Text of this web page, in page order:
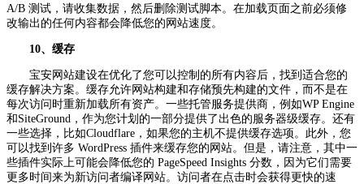
A/B 测试，请收集数据，然后删除测试脚本。在加载页面之前必须修
改输出的任何内容都会降低您的网站速度。
10、缓存
宝安网站建设在优化了您可以控制的所有内容后，找到适合您的
缓存解决方案。缓存允许网站构建和存储预先构建的文件，而不是在
每次访问时重新加载所有资产。一些托管服务提供商，例如WP Engine
和SiteGround，作为您计划的一部分提供了出色的服务器级缓存。还有
一些选择，比如Cloudflare，如果您的主机不提供缓存选项。此外，您
可以找到许多 WordPress 插件来缓存您的网站。但是，请注意，其中一
些插件实际上可能会降低您的 PageSpeed Insights 分数，因为它们需要
更多时间来为新访问者编译网站。访问者在点击时会获得更快的速